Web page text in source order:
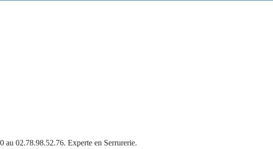
au 02.78.98.52.76. Experte en Serrurerie.